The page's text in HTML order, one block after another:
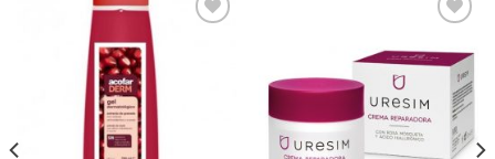
Añadir
a la
lista de
deseos